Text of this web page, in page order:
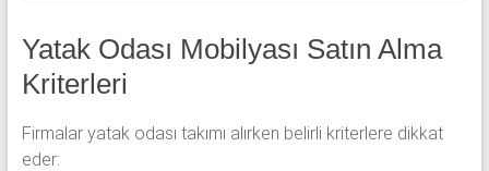
Yatak Odası Mobilyası Satın Alma
Kriterleri
Firmalar yatak odası takımı alırken belirli kriterlere dikkat
eder: